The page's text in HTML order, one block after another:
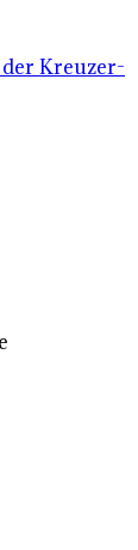
Kreuzer-